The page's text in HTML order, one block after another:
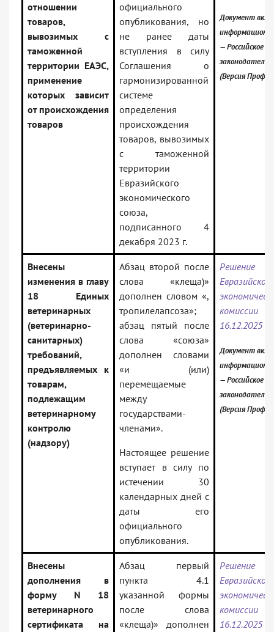
отношении
товаров,
вывозимых с
таможенной
территории ЕАЭС,
применение
которых зависит
от происхождения
товаров
официального
опубликования, но
не ранее даты
вступления в силу
Соглашения о
гармонизированной
системе
определения
происхождения
товаров, вывозимых
с таможенной
территории
Евразийского
экономического
союза,
подписанного 4
декабря 2023 г.
Документ
— Российское
(Версия Проф)
Внесены
изменения в главу
18 Единых
ветеринарных
(ветеринарно-
санитарных)
требований,
предъявляемых к
товарам,
подлежащим
ветеринарному
контролю
(надзору)
Абзац второй после
слова «клеща)»
дополнен словом «,
тропилелапсоза»;
абзац пятый после
слова «союза»
дополнен словами
«и (или)
перемещаемые
между
государствами-
членами».
Настоящее решение
вступает в силу по
истечении 30
календарных дней с
даты его
официального
опубликования.
Решение
Евразийской
16.12.2025 N
Документ
— Российское
(Версия Проф)
Внесены
дополнения в
форму N 18
ветеринарного
сертификата на
Абзац первый
пункта 4.1
указанной формы
после слова
«клеща)» дополнен
Решение
Евразийской
16.12.2025 N